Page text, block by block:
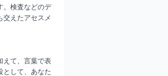
。検査などのデ
交えたアセスメ
えて、言葉で表
として、あなた